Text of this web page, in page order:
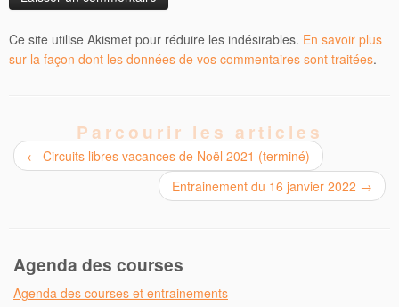
Ce site utilise Akismet pour réduire les indésirables. En savoir plus
sur la façon dont les données de vos commentaires sont traitées.
Parcourir les articles
← Circuits libres vacances de Noël 2021 (terminé)
Entrainement du 16 janvier 2022 →
Agenda des courses
Agenda des courses et entrainements